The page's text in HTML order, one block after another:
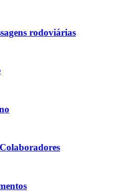
rodoviárias